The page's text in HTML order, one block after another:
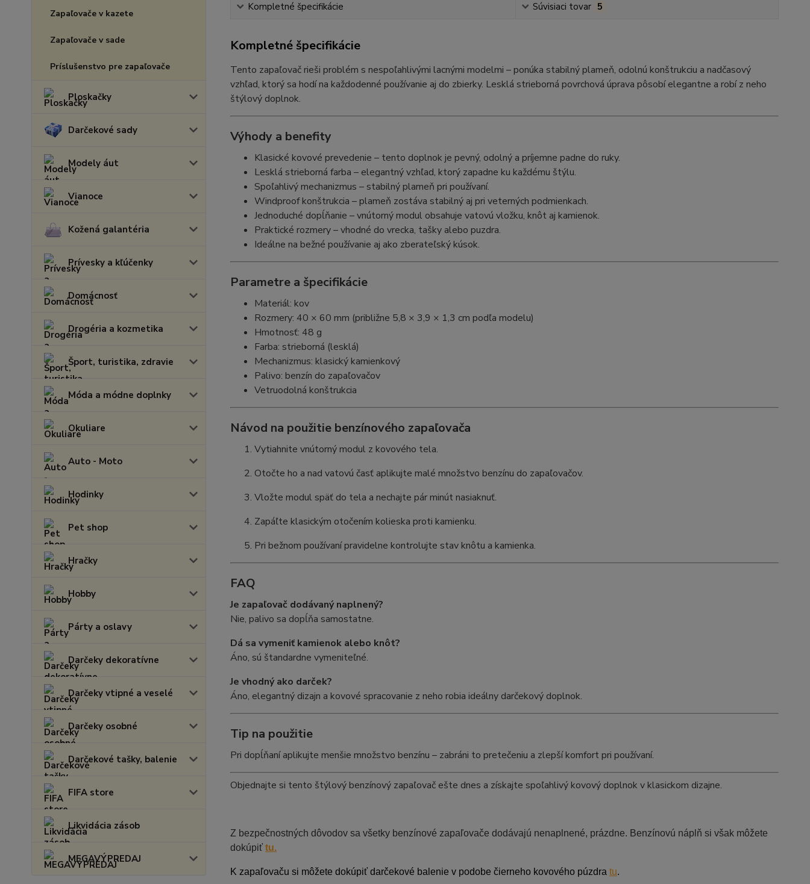
Zapaľovače v kazete
Zapaľovače v sade
Príslušenstvo pre zapaľovače
Ploskačky
Darčekové sady
Modely áut
Vianoce
Kožená galantéria
Prívesky a kľúčenky
Domácnosť
Drogéria a kozmetika
Šport, turistika, zdravie
Móda a módne doplnky
Okuliare
Auto - Moto
Hodinky
Pet shop
Hračky
Hobby
Párty a oslavy
Darčeky dekoratívne
Darčeky vtipné a veselé
Darčeky osobné
Darčekové tašky, balenie
FIFA store
Likvidácia zásob
MEGAVÝPREDAJ
Kompletné špecifikácie Súvisiaci tovar 5
Kompletné špecifikácie
Tento zapaľovač rieši problém s nespoľahlivými lacnými modelmi – ponúka stabilný plameň, odolnú konštrukciu a nadčasový
vzhľad, ktorý sa hodí na každodenné používanie aj do zbierky. Lesklá strieborná povrchová úprava pôsobí elegantne a robí z neho
štýlový doplnok.
Výhody a benefity
Klasické kovové prevedenie – tento doplnok je pevný, odolný a príjemne padne do ruky.
Lesklá strieborná farba – elegantný vzhľad, ktorý zapadne ku každému štýlu.
Spoľahlivý mechanizmus – stabilný plameň pri používaní.
Windproof konštrukcia – plameň zostáva stabilný aj pri veterných podmienkach.
Jednoduché dopĺňanie – vnútorný modul obsahuje vatovú vložku, knôt aj kamienok.
Praktické rozmery – vhodné do vrecka, tašky alebo puzdra.
Ideálne na bežné používanie aj ako zberateľský kúsok.
Parametre a špecifikácie
Materiál: kov
Rozmery: 40 × 60 mm (približne 5,8 × 3,9 × 1,3 cm podľa modelu)
Hmotnosť: 48 g
Farba: strieborná (lesklá)
Mechanizmus: klasický kamienkový
Palivo: benzín do zapaľovačov
Vetruodolná konštrukcia
Návod na použitie benzínového zapaľovača
Vytiahnite vnútorný modul z kovového tela.
Otočte ho a nad vatovú časť aplikujte malé množstvo benzínu do zapaľovačov.
Vložte modul späť do tela a nechajte pár minút nasiaknuť.
Zapáľte klasickým otočením kolieska proti kamienku.
Pri bežnom používaní pravidelne kontrolujte stav knôtu a kamienka.
FAQ
Je zapaľovač dodávaný naplnený?
Nie, palivo sa dopĺňa samostatne.
Dá sa vymeniť kamienok alebo knôt?
Áno, sú štandardne vymeniteľné.
Je vhodný ako darček?
Áno, elegantný dizajn a kovové spracovanie z neho robia ideálny darčekový doplnok.
Tip na použitie
Pri dopĺňaní aplikujte menšie množstvo benzínu – zabráni to pretečeniu a zlepší komfort pri používaní.
Objednajte si tento štýlový benzínový zapaľovač ešte dnes a získajte spoľahlivý kovový doplnok v klasickom dizajne.
Z bezpečnostných dôvodov sa všetky benzínové zapaľovače dodávajú nenaplnené, prázdne. Benzínovú náplň si však môžete
dokúpiť tu.
K zapaľovaču si môžete dokúpiť darčekové balenie v podobe čierneho kovového púzdra tu.